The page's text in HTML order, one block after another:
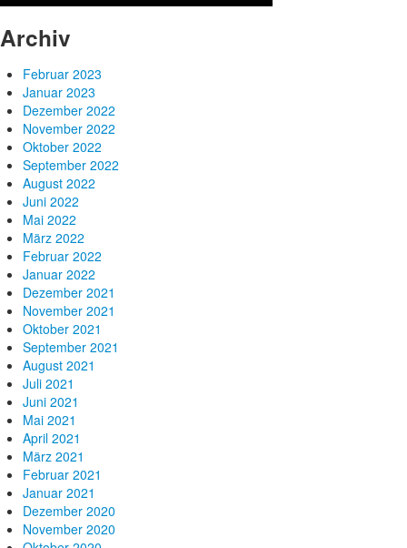
Archiv
Februar 2023
Januar 2023
Dezember 2022
November 2022
Oktober 2022
September 2022
August 2022
Juni 2022
Mai 2022
März 2022
Februar 2022
Januar 2022
Dezember 2021
November 2021
Oktober 2021
September 2021
August 2021
Juli 2021
Juni 2021
Mai 2021
April 2021
März 2021
Februar 2021
Januar 2021
Dezember 2020
November 2020